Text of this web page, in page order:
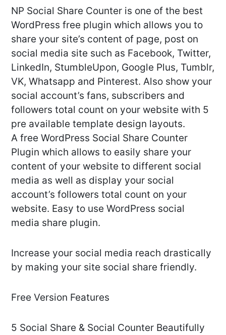
NP Social Share Counter is one of the best
WordPress free plugin which allows you to
share your site’s content of page, post on
social media site such as Facebook, Twitter,
LinkedIn, StumbleUpon, Google Plus, Tumblr,
VK, Whatsapp and Pinterest. Also show your
social account’s fans, subscribers and
followers total count on your website with 5
pre available template design layouts.
A free WordPress Social Share Counter
Plugin which allows to easily share your
content of your website to different social
media as well as display your social
account’s followers total count on your
website. Easy to use WordPress social
media share plugin.
Increase your social media reach drastically
by making your site social share friendly.
Free Version Features
5 Social Share & Social Counter Beautifully